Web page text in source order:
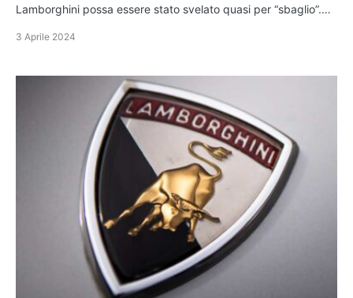
Lamborghini possa essere stato svelato quasi per “sbaglio”.…
3 Aprile 2024